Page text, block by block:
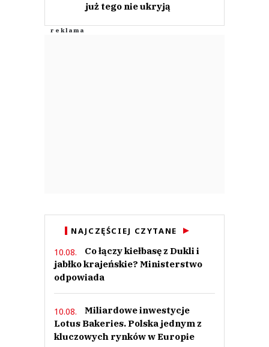
już tego nie ukryją
NAJCZĘŚCIEJ CZYTANE
10.08.
Co łączy kiełbasę z Dukli i
jabłko krajeńskie? Ministerstwo
odpowiada
10.08.
Miliardowe inwestycje
Lotus Bakeries. Polska jednym z
kluczowych rynków w Europie